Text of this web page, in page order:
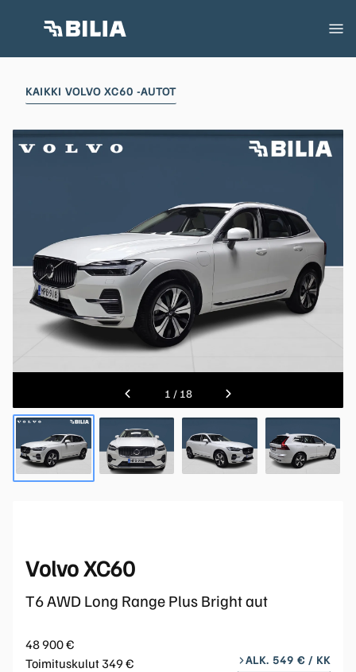
KAIKKI VOLVO XC60 -AUTOT
1 / 18
Volvo XC60
T6 AWD Long Range Plus Bright aut
48 900 €
Toimituskulut 349 €
ALK. 549 € / KK